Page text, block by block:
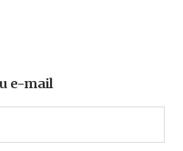
e-mail